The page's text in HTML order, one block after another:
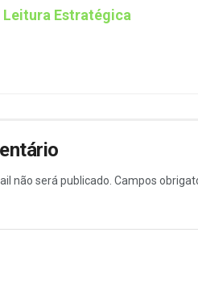
Leitura Estratégica
não será publicado. Campos